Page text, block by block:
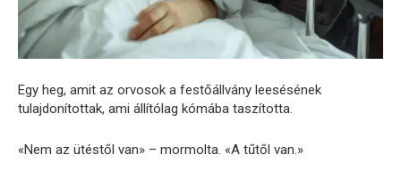
Egy heg, amit az orvosok a festőállvány leesésének
tulajdonítottak, ami állítólag kómába taszította.
«Nem az ütéstől van» – mormolta. «A tűtől van.»